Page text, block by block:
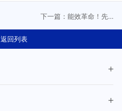
下一篇：能效革命！先导
返回列表